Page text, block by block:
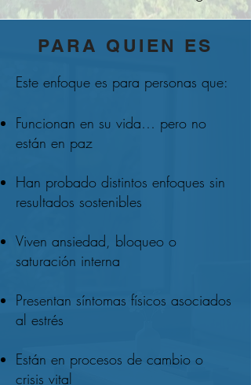
PARA QUIEN ES
Este enfoque es para personas que:
Funcionan en su vida… pero no
están en paz
Han probado distintos enfoques sin
resultados sostenibles
Viven ansiedad, bloqueo o
saturación interna
Presentan síntomas físicos asociados
al estrés
Están en procesos de cambio o
crisis vital